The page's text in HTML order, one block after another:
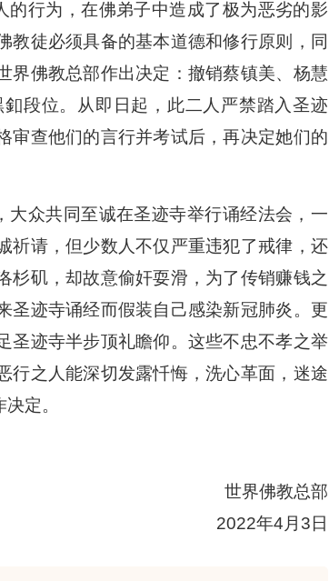
行为，在佛弟子中造成了极为恶劣的影
教徒必须具备的基本道德和修行原则，同
界佛教总部作出决定：撤销蔡镇美、杨慧
段位。从即日起，此二人严禁踏入圣迹
审查他们的言行并考试后，再决定她们的
众共同至诚在圣迹寺举行诵经法会，一
祈请，但少数人不仅严重违犯了戒律，还
杉矶，却故意偷奸耍滑，为了传销赚钱之
圣迹寺诵经而假装自己感染新冠肺炎。更
圣迹寺半步顶礼瞻仰。这些不忠不孝之举
行之人能深切发露忏悔，洗心革面，迷途
定。
世界佛教总部
2022年4月3日